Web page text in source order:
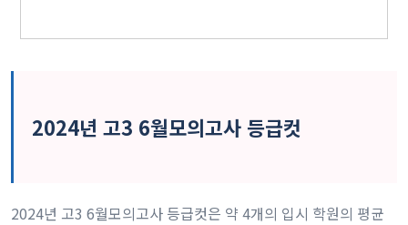
2024년 고3 6월모의고사 등급컷
2024년 고3 6월모의고사 등급컷은 약 4개의 입시 학원의 평균